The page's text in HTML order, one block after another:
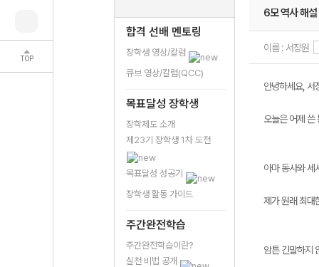
TOP
합격 선배 멘토링
장학생 영상/칼럼
큐브 영상/칼럼(QCC)
목표달성 장학생
장학제도 소개
제23기 장학생 1차 도전
목표달성 성공기
장학생 활동 가이드
주간완전학습
주간완전학습이란?
실천 비법 공개
6모 역사 해
이름 : 서장원
안녕하세요, 서
오늘은 어제 쓴
아마 동사와 세
제가 원래 최대
암튼 긴말하지